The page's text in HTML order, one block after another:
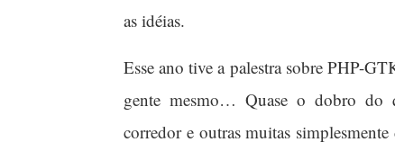
as idéias.
Esse ano tive a palestra sobre PHP-
gente mesmo… Quase o dobro do
corredor e outras muitas